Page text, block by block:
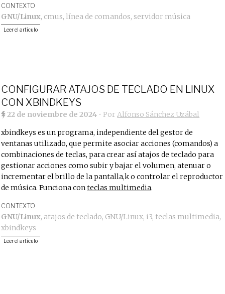
CONTEXTO
GNU/Linux, cmus,línea de comandos, servidor música
Leer el artículo
CONFIGURAR ATAJOS DE TECLADO EN LINUX
CON XBINDKEYS
22 de noviembre de 2024 • PorAlfonso Sánchez Uzábal
xbindkeys es un programa, independiente del gestor de
ventanas utilizado, que permite asociar acciones (comandos) a
combinaciones de teclas, para crear así atajos de teclado para
gestionar acciones como subir y bajar el volumen, atenuar o
incrementar el brillo de la pantalla,k o controlar el reproductor
de música. Funciona conteclas multimedia.
CONTEXTO
GNU/Linux, atajos de teclado, GNU/Linux, i3, teclas multimedia,
xbindkeys
Leer el artículo